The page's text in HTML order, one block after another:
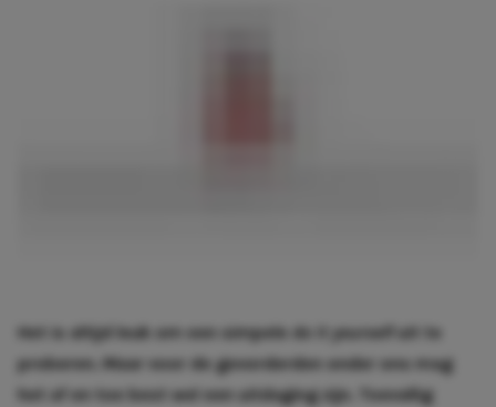
Het is altijd leuk om een simpele do it yourself
uit te
proberen. Maar voor de gevorderden onder ons mag
het af en toe best wel een uitdaging zijn. Toevallig